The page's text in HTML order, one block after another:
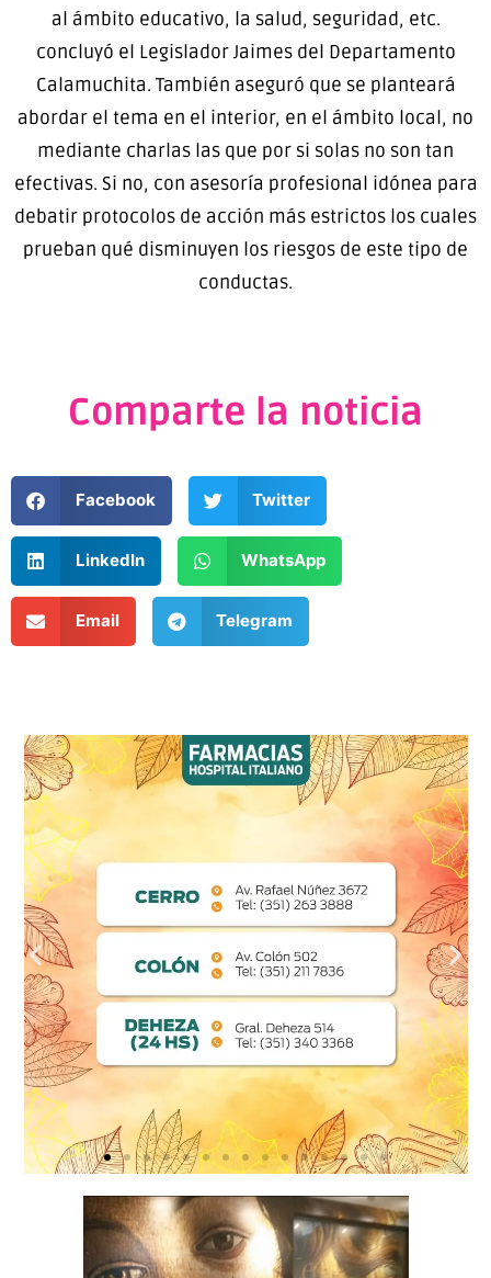
al ámbito educativo, la salud, seguridad, etc.
concluyó el Legislador Jaimes del Departamento
Calamuchita. También aseguró que se planteará
abordar el tema en el interior, en el ámbito local, no
mediante charlas las que por si solas no son tan
efectivas. Si no, con asesoría profesional idónea para
debatir protocolos de acción más estrictos los cuales
prueban qué disminuyen los riesgos de este tipo de
conductas.
Comparte la noticia
Facebook Twitter
LinkedIn WhatsApp
Email Telegram